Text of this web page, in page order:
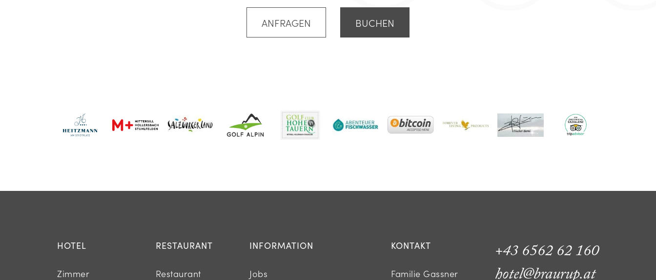
ANFRAGEN BUCHEN
HOTEL
Zimmer
RESTAURANT
Restaurant
INFORMATION
Jobs
KONTAKT
Familie Gassner
+43 6562 62 160
hotel@braurup.at